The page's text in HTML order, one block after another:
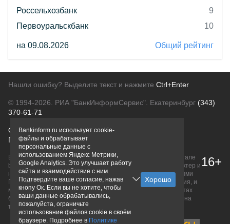
Россельхозбанк
9
Первоуральскбанк
10
на 09.08.2026 Общий рейтинг
Нашли ошибку? Выделите текст и нажмите Ctrl+Enter
© 1994-2026. РИА "БанкИнформСервис". Екатеринбург (343)
370-61-71
О проектеПолитика конфиденциальности
Правовая информацияДля рекламодателей
Вся информация о продуктах банков, размещенная на портале
bankinform.ru, носит исключительно ознакомительный характер и
не является публичной офертой, определяемой положениями
ГК РФ. Информация не содержит точного и полного описания, и
может быть изменена. Конечные условия уточняйте на сайтах
банков или при личном обращении. Исключительное право на
товарные знаки принадлежит их правообладателям.
16+
Bankinform.ru использует cookie-
файлы и обрабатывает
персональные данные с
использованием Яндекс Метрики,
Google Analytics. Это улучшает работу
сайта и взаимодействие с ним.
Подтвердите ваше согласие, нажав
кнопу Ок. Если вы не хотите, чтобы
ваши данные обрабатывались,
пожалуйста, ограничьте
использование файлов cookie в своём
браузере. Подробнее в Политике